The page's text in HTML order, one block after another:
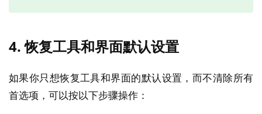
4.恢复工具和界面默认设置
如果你只想恢复工具和界面的默认设置，而不清除所有
首选项，可以按以下步骤操作：